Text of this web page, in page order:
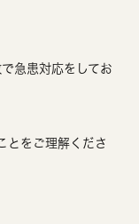
急患対応をしてお
とをご理解くださ